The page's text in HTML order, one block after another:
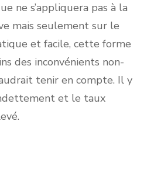
ne s’appliquera pas à la
mais seulement sur le
et facile, cette forme
des inconvénients non-
tenir en compte. Il y
et le taux